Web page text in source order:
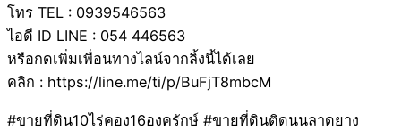
โทร TEL : 0939546563
ไอดี ID LINE : 054 446563
หรือกดเพิ่มเพื่อนทางไลน์จากลิ้งนี้ได้เลย
คลิก : https://line.me/ti/p/BuFjT8mbcM
#ขายที่ดิน10ไร่คอง16องครักษ์ #ขายที่ดินติดนนลาดยาง